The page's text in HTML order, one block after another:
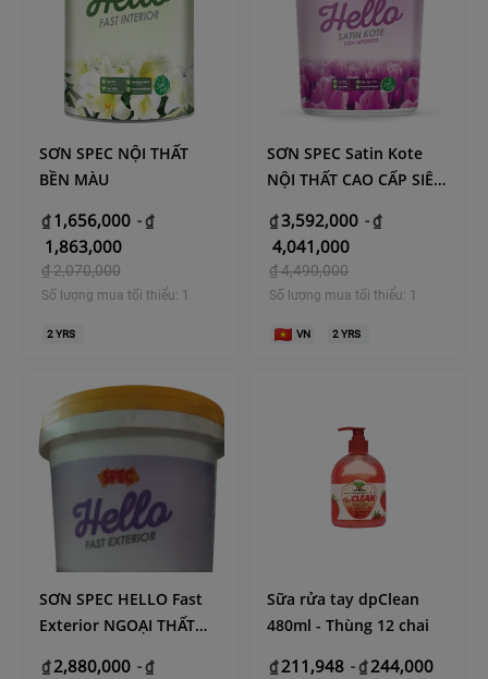
SƠN SPEC NỘI THẤT
BỀN MÀU
₫ 1,656,000 -₫
1,863,000
₫2,070,000
Số lượng mua tối thiểu: 1
2YRS
SƠN SPEC Satin Kote
NỘI THẤT CAO CẤP SIÊU
₫3,592,000 -₫
4,041,000
₫4,490,000
Số lượng mua tối thiểu: 1
VN 2YRS
SƠN SPEC HELLO Fast
Exterior NGOẠI THẤT
₫ 2,880,000 -₫
Sữa rửa tay dpClean
480ml - Thùng 12 chai
₫ 211,948 -₫ 244,000